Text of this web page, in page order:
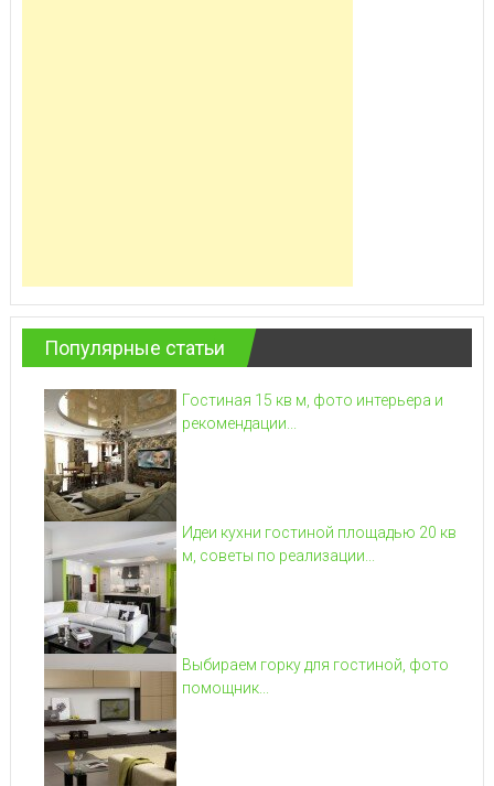
Популярные статьи
Гостиная 15 кв м, фото интерьера и
рекомендации...
Идеи кухни гостиной площадью 20 кв
м, советы по реализации...
Выбираем горку для гостиной, фото
помощник...